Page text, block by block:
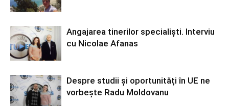
Angajarea tinerilor specialiști. Interviu
cu Nicolae Afanas
Despre studii și oportunități în UE ne
vorbește Radu Moldovanu